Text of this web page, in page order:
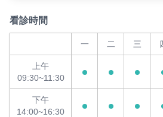
看診時間
一 二 三
上午
09:30~11:30
下午
14:00~16:30